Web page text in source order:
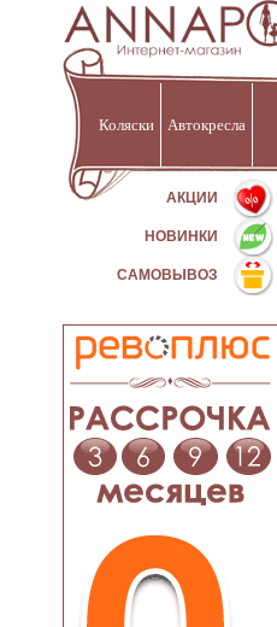
Коляски Автокресла
АКЦИИ %
НОВИНКИ
САМОВЫВОЗ